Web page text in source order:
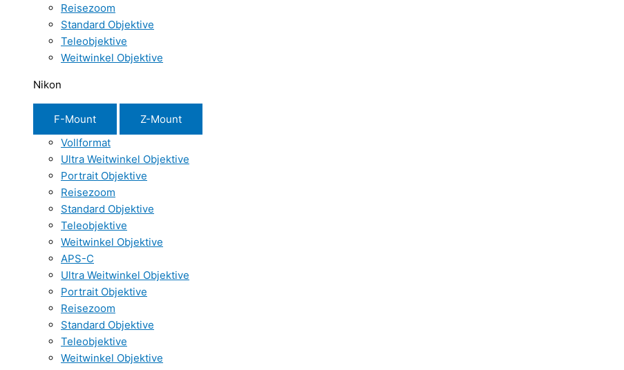
Reisezoom
Standard Objektive
Teleobjektive
Weitwinkel Objektive
Nikon
F-Mount
Z-Mount
Vollformat
Ultra Weitwinkel Objektive
Portrait Objektive
Reisezoom
Standard Objektive
Teleobjektive
Weitwinkel Objektive
APS-C
Ultra Weitwinkel Objektive
Portrait Objektive
Reisezoom
Standard Objektive
Teleobjektive
Weitwinkel Objektive